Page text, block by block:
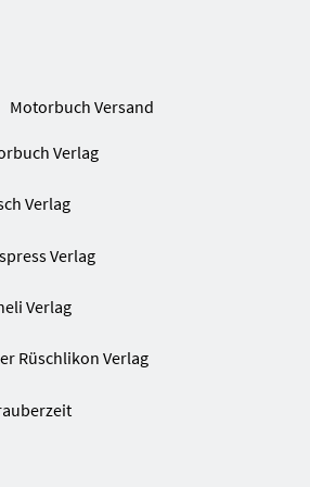
Motorbuch Versand
Verlag
Verlag
Verlag
Verlag
Rüschlikon Verlag